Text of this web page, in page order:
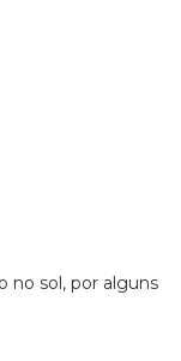
no sol, por alguns